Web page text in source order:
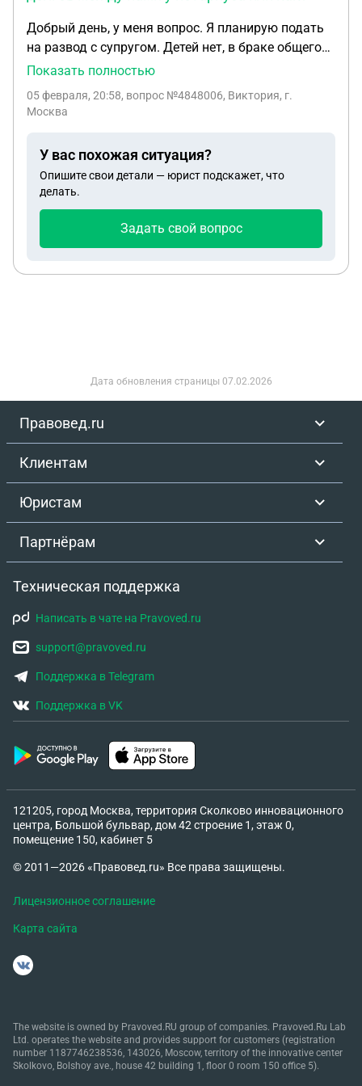
Добрый день, у меня вопрос. Я планирую подать
на развод с супругом. Детей нет, в браке общего
нажитого имущества тоже. Есть только общие
Сначала расторгаем брак в мфц и потом можно
Показать полностью
05 февраля, 20:58, вопрос №4848006, Виктория, г.
Москва
У вас похожая ситуация?
Опишите свои детали — юрист подскажет, что
делать.
Задать свой вопрос
Дата обновления страницы 07.02.2026
Правовед.ru
Клиентам
Юристам
Партнёрам
Техническая поддержка
Написать в чате на Pravoved.ru
support@pravoved.ru
Поддержка в Telegram
Поддержка в VK
121205, город Москва, территория Сколково инновационного
центра, Большой бульвар, дом 42 строение 1, этаж 0,
помещение 150, кабинет 5
© 2011—2026 «Правовед.ru» Все права защищены.
Лицензионное соглашение
Карта сайта
The website is owned by Pravoved.RU group of companies. Pravoved.Ru Lab
Ltd. operates the website and provides support for customers (registration
number 1187746238536, 143026, Moscow, territory of the innovative center
Skolkovo, Bolshoy ave., house 42 building 1, floor 0 room 150 office 5).